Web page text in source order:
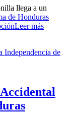
llega a un
de Honduras
Leer más